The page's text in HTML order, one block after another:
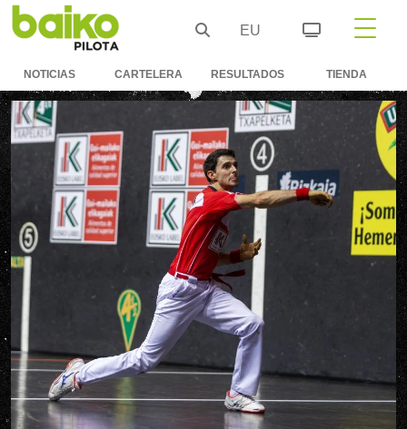
EU
NOTICIAS CARTELERA RESULTADOS TIENDA